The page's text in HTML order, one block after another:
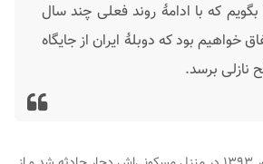
بگویم که با ادامهٔ روند فعلی چند سال
خواهیم بود که دوبلهٔ ایران از جایگاه
نازلی برسد.